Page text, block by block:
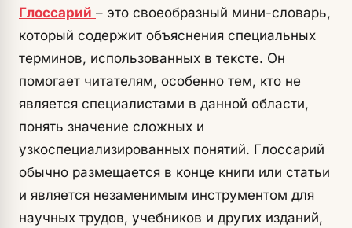
Глоссарий – это своеобразный мини-словарь,
который содержит объяснения специальных
терминов, использованных в тексте. Он
помогает читателям, особенно тем, кто не
является специалистами в данной области,
понять значение сложных и
узкоспециализированных понятий. Глоссарий
обычно размещается в конце книги или статьи
и является незаменимым инструментом для
научных трудов, учебников и других изданий,